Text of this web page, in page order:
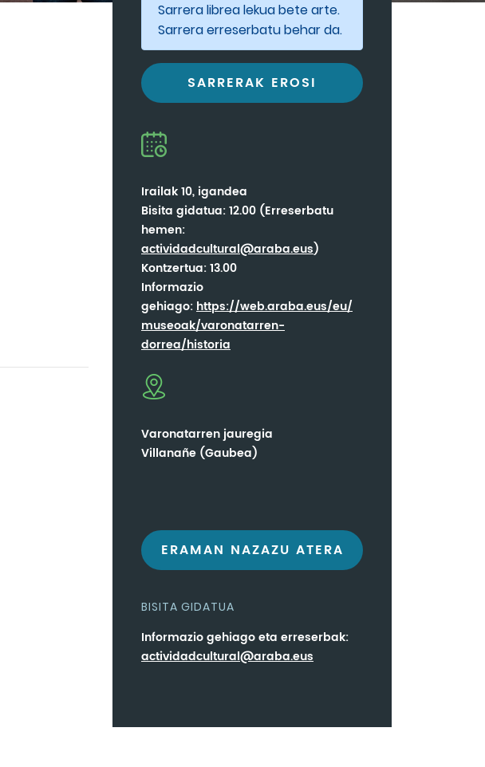
Sarrera librea lekua bete arte.
Sarrera erreserbatu behar da.
SARRERAK EROSI
Irailak 10, igandea
Bisita gidatua: 12.00 (Erreserbatu
hemen:
actividadcultural@araba.eus)
Kontzertua: 13.00
Informazio
gehiago:https://web.araba.eus/eu/
museoak/varonatarren-
dorrea/historia
Varonatarren jauregia
Villanañe (Gaubea)
ERAMAN NAZAZU ATERA
BISITA GIDATUA
Informazio gehiago eta erreserbak:
actividadcultural@araba.eus